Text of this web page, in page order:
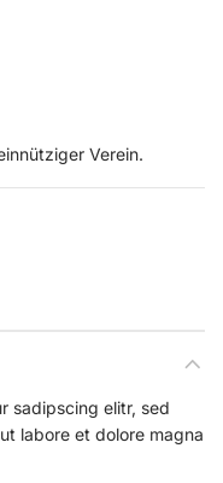
Verein.
sadipscing elitr, sed
labore et dolore magna